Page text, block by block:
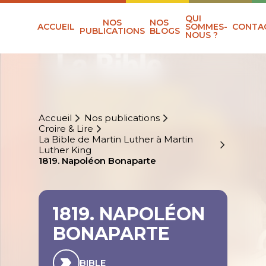
ACCUEIL NOS
PUBLICATIONS
NOS
BLOGS
QUI
SOMMES-
NOUS ?
Accueil
Nos publications
Croire & Lire
La Bible de Martin Luther à Martin
Luther King
1819. Napoléon Bonaparte
1819. NAPOLÉON
BONAPARTE
BIBLE